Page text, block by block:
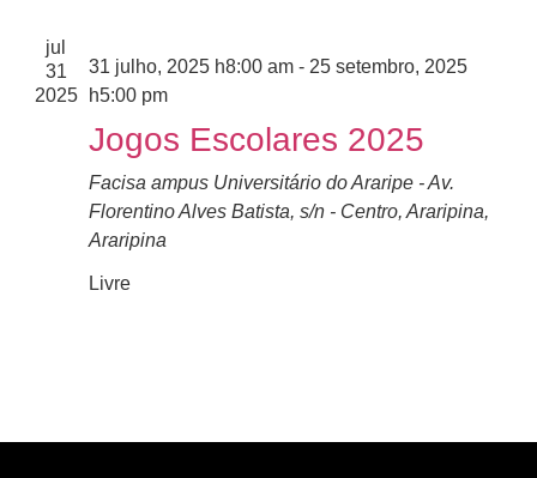
jul
31
2025
31 julho, 2025 h8:00 am- 25 setembro, 2025
h5:00 pm
Jogos Escolares 2025
Facisa ampus Universitário do Araripe - Av.
Florentino Alves Batista, s/n - Centro, Araripina,
Araripina
Livre